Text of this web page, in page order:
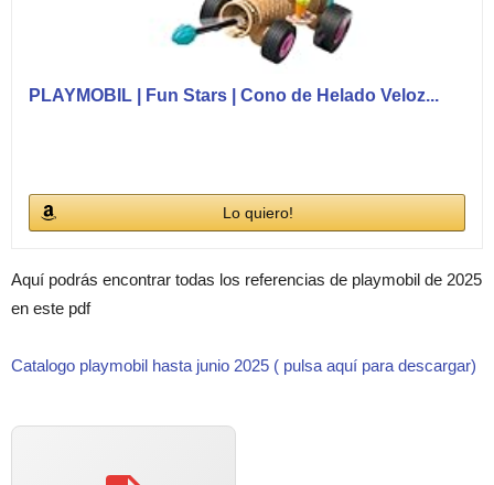
PLAYMOBIL | Fun Stars | Cono de Helado Veloz...
Lo quiero!
Aquí podrás encontrar todas los referencias de playmobil de 2025
en este pdf
Catalogo playmobil hasta junio 2025 ( pulsa aquí para descargar)